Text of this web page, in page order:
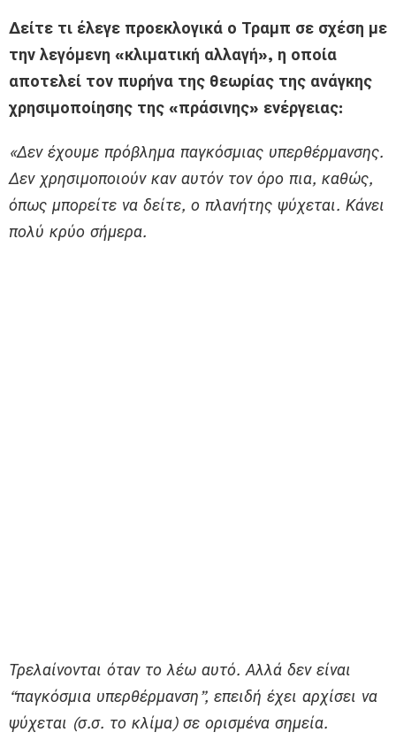
Δείτε τι έλεγε προεκλογικά ο Τραμπ σε σχέση με
την λεγόμενη «κλιματική αλλαγή», η οποία
αποτελεί τον πυρήνα της θεωρίας της ανάγκης
χρησιμοποίησης της «πράσινης» ενέργειας:
«Δεν έχουμε πρόβλημα παγκόσμιας υπερθέρμανσης.
Δεν χρησιμοποιούν καν αυτόν τον όρο πια, καθώς,
όπως μπορείτε να δείτε, ο πλανήτης ψύχεται. Κάνει
πολύ κρύο σήμερα.
Τρελαίνονται όταν το λέω αυτό. Αλλά δεν είναι
“παγκόσμια υπερθέρμανση”, επειδή έχει αρχίσει να
ψύχεται (σ.σ. το κλίμα) σε ορισμένα σημεία.